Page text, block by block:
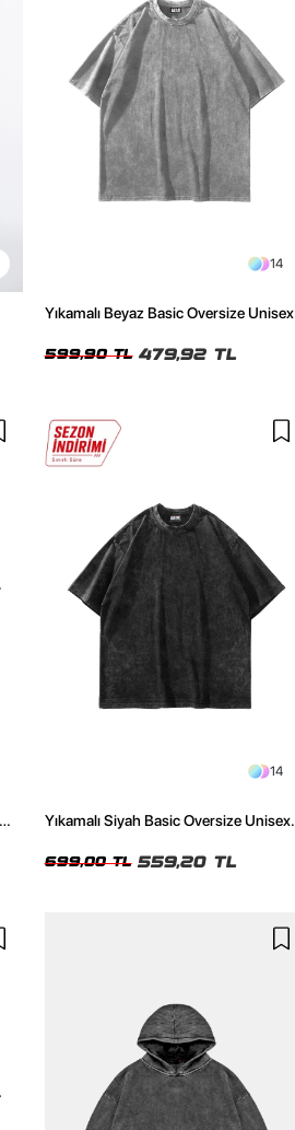
14
Yıkamalı Beyaz Basic Oversize Unisex
599,90 TL 479,92 TL
14
Yıkamalı Siyah Basic Oversize Unisex
699,00 TL 559,20 TL